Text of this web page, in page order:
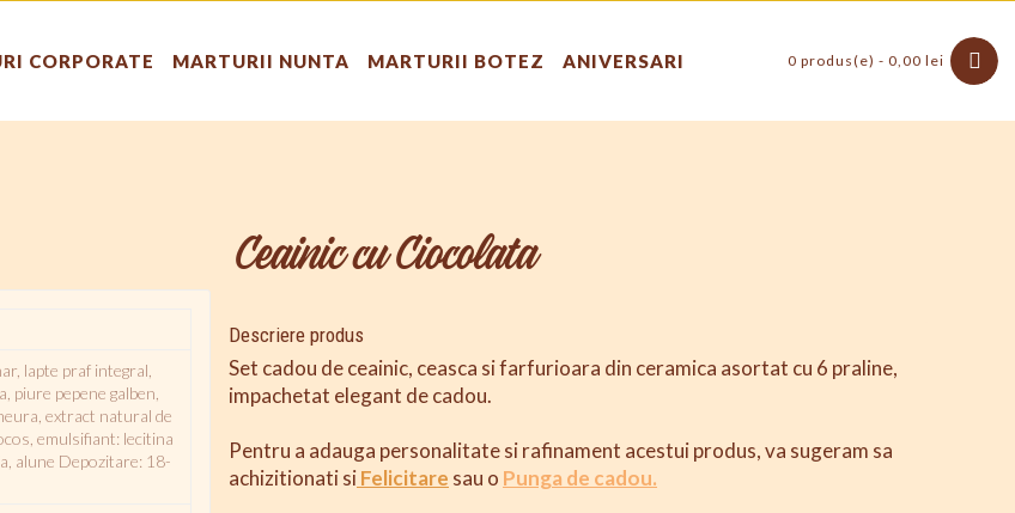
CORPORATE MARTURII NUNTA MARTURII BOTEZ ANIVERSARI 0 produs(e) - 0,00 lei
lapte praf integral,
piure pepene galben,
extract natural de
emulsifiant: lecitina
alune Depozitare: 18-
Ceainic cu Ciocolata
Descriere produs
Set cadou de ceainic, ceasca si farfurioara din ceramica asortat cu 6 praline,
impachetat elegant de cadou.
Pentru a adauga personalitate si rafinament acestui produs, va sugeram sa
achizitionati siFelicitare sau o Punga de cadou.